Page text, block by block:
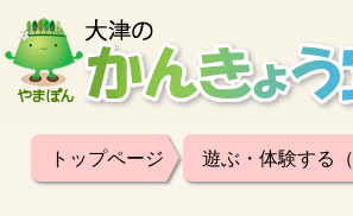
トップページ 遊ぶ・体験する（